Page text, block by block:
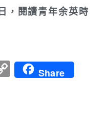
，閱讀青年余英時
CopyShare